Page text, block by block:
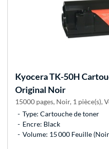
KyoceraTK-50H
Original Noir
15000 pages, Noir, 1 pièce(s),
Type: Cartouche de toner
Encre: Black
Volume: 15 000 Feuille